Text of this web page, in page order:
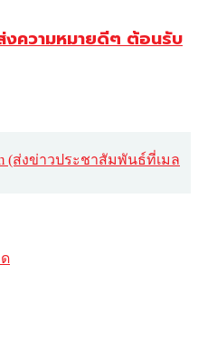
ความหมายดีๆ ต้อนรับ
(ส่งข่าวประชาสัมพันธ์ที่เมล